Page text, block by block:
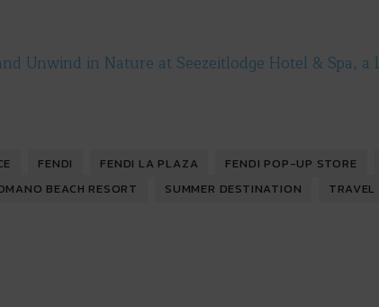
Unwind in Nature at Seezeitlodge Hotel & Spa,
FENDI FENDI LA PLAZA FENDI POP-UP STORE
BEACH RESORT SUMMER DESTINATION TRAVEL